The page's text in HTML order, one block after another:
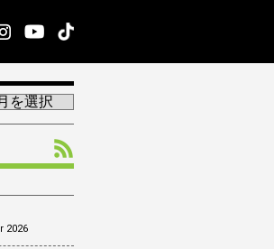
2026